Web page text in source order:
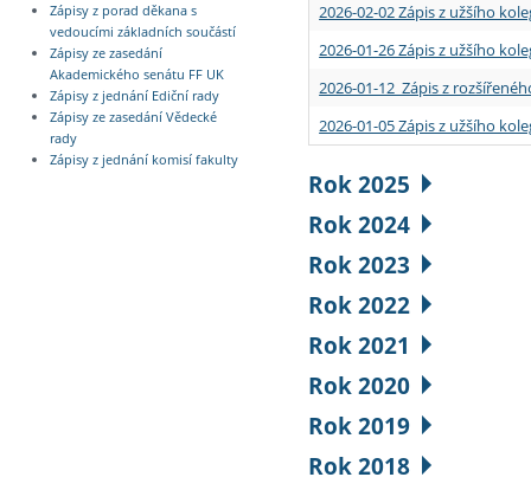
Zápisy z porad děkana s
vedoucími základních součástí
Zápisy ze zasedání
Akademického senátu FF UK
Zápisy z jednání Ediční rady
Zápisy ze zasedání Vědecké
rady
Zápisy z jednání komisí fakulty
2026-02-02 Zápis z užšího
2026-01-26 Zápis z užšího
2026-01-12 Zápis z
2026-01-05 Zápis z užšího
Rok 2025
Rok 2024
Rok 2023
Rok 2022
Rok 2021
Rok 2020
Rok 2019
Rok 2018